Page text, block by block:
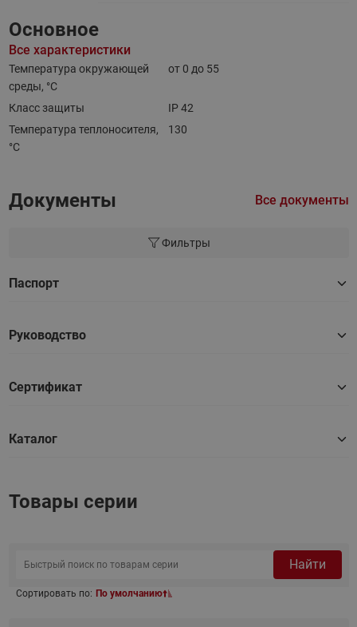
Основное
Все характеристики
Температура окружающей
среды, °С
от 0 до 55
Класс защиты
IP 42
Температура теплоносителя,
°С
130
Документы Все документы
Фильтры
Паспорт
Руководство
Сертификат
Каталог
Товары серии
Найти
Сортировать по: По умолчанию